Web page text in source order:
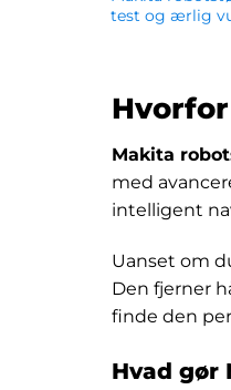
test og ærlig
Makita
med
intelligent
Uanset om
Den fjerner
finde den
Hvad gør